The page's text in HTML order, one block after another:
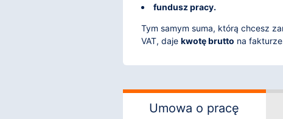
fundusz pracy.
Tym samym suma, którą chcesz
VAT, daje kwotę brutto na
Umowa o pracę